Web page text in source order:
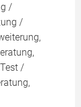
/
/
/